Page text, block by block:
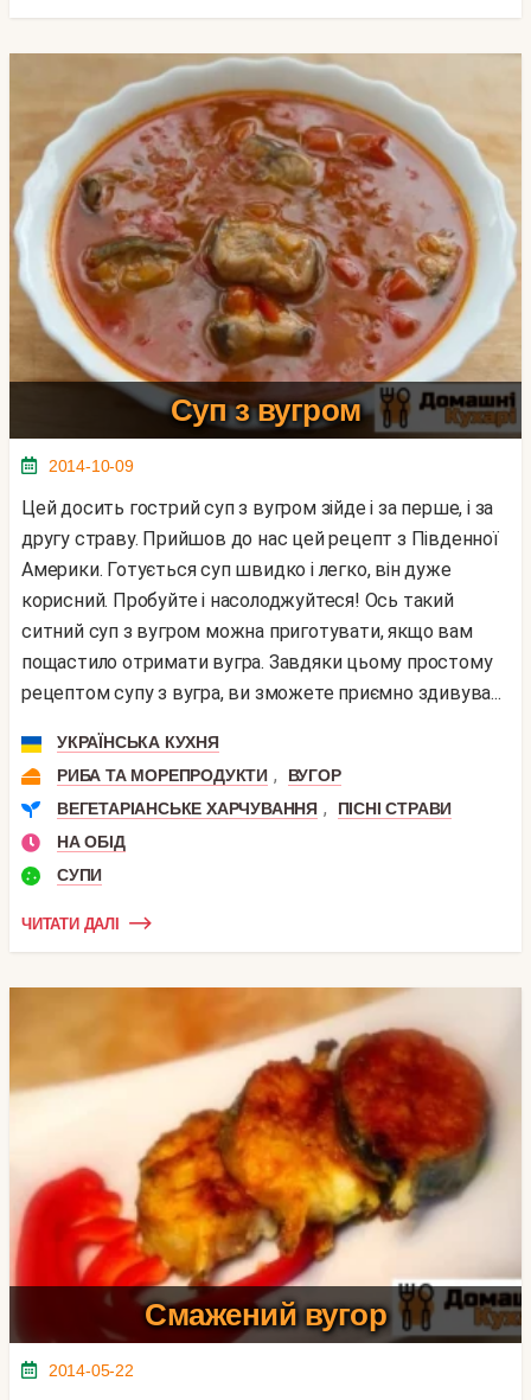
Суп з вугром
2014-10-09
Цей досить гострий суп з вугром зійде і за перше, і за
другу страву. Прийшов до нас цей рецепт з Південної
Америки. Готується суп швидко і легко, він дуже
корисний. Пробуйте і насолоджуйтеся! Ось такий
ситний суп з вугром можна приготувати, якщо вам
пощастило отримати вугра. Завдяки цьому простому
рецептом супу з вугра, ви зможете приємно здивува...
УКРАЇНСЬКА КУХНЯ
РИБА ТА МОРЕПРОДУКТИ ,
ВУГОР
ВЕГЕТАРІАНСЬКЕ ХАРЧУВАННЯ ,
ПІСНІ СТРАВИ
НА ОБІД
СУПИ
ЧИТАТИ ДАЛІ
Смажений вугор
2014-05-22